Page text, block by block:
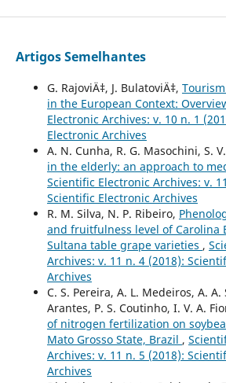
Artigos Semelhantes
G. RajoviÄ‡, J. BulatoviÄ‡,
in the European Context:
Electronic Archives: v. 10 n. 1
Electronic Archives
A. N. Cunha, R. G. Masochini, S.
in the elderly: an approach to
Scientific Electronic Archives: v.
Scientific Electronic Archives
R. M. Silva, N. P. Ribeiro,
and fruitfulness level of Carolina
Sultana table grape varieties ,
Archives: v. 11 n. 4 (2018):
Archives
C. S. Pereira, A. L. Medeiros, A. A.
Arantes, P. S. Coutinho, I. V. A.
of nitrogen fertilization on
Mato Grosso State, Brazil ,
Archives: v. 11 n. 5 (2018):
Archives